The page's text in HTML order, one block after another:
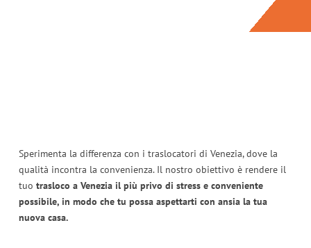
Sperimenta la differenza con i traslocatori di Venezia, dove la
qualità incontra la convenienza. Il nostro obiettivo è rendere il
tuo trasloco a Venezia il più privo di stress e conveniente
possibile, in modo che tu possa aspettarti con ansia la tua
nuova casa.